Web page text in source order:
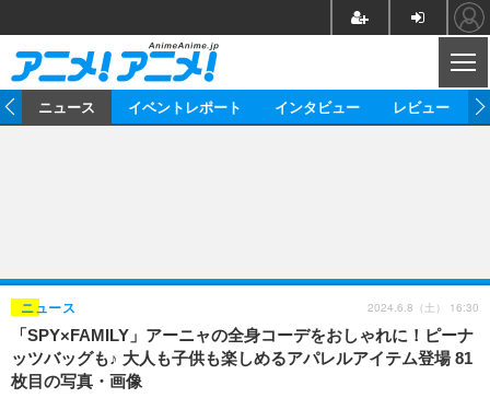
ゲーム グッズ
イベント
海外イベント ビジネス
俳優・タレント アーティスト
ビジネス
アニメ 実写
書評
動画
アニメ
連載・コラム
ニュース イベントレポート インタビュー レビュー
「SPY×FAMILY」アーニャの全身コーデをおしゃれに！ピーナ
ッツバッグも♪ 大人も子供も楽しめるアパレルアイテム登場 81
枚目の写真・画像
ニュース 2024.6.8（土） 16:30